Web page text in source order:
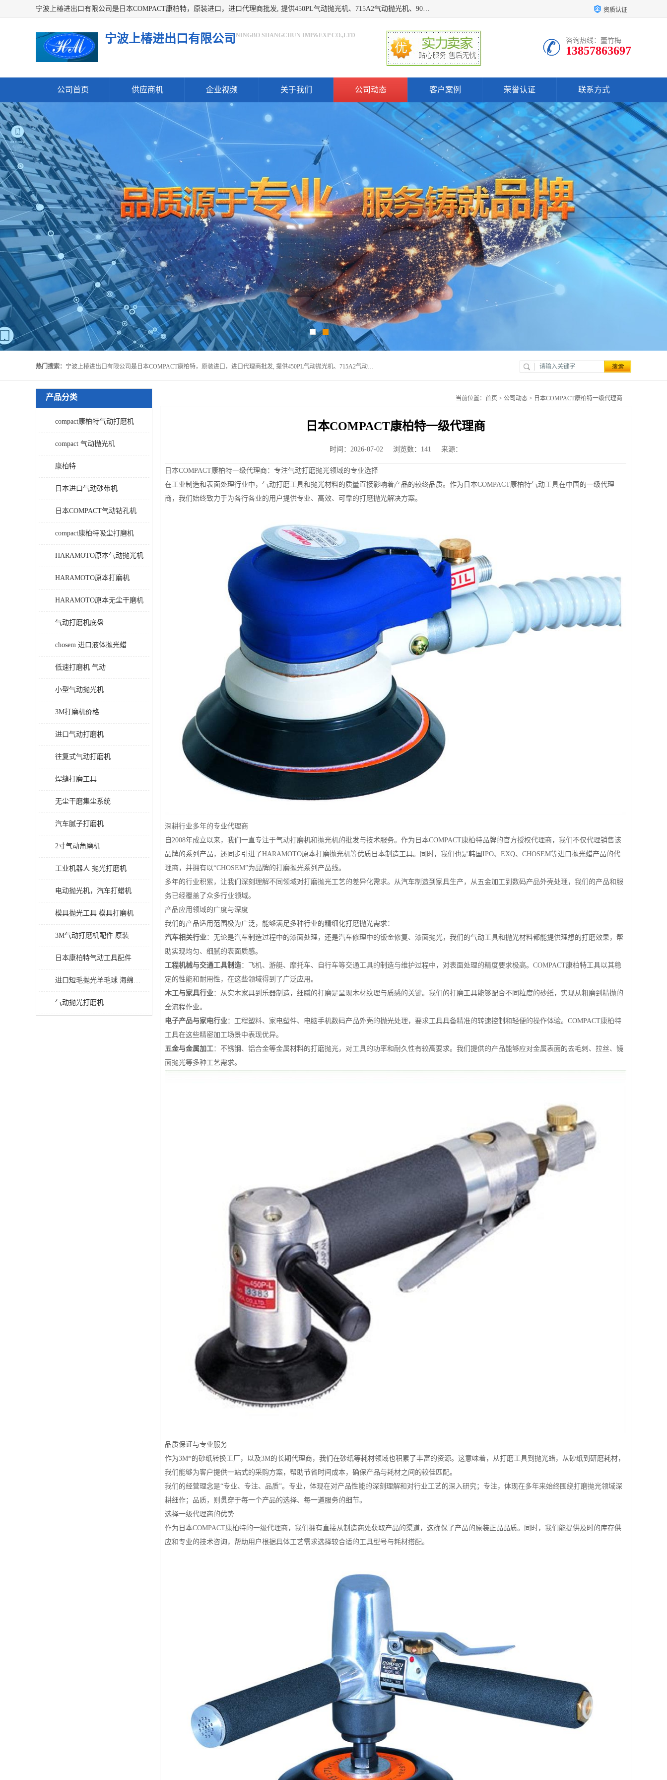
宁波上椿进出口有限公司是日本COMPACT康柏特，原装进口，进口代理商批发, 提供450PL气动抛光机、715A2气动抛光机、905A4打磨机、935GS打磨机、913W-5水磨机、450PL抛光机、715A2抛光机、935GS齿轮抛光机、905A4气动打磨机、价格实惠,欢迎来电咨询. 资质认证
宁波上椿进出口有限公司 NINGBO SHANGCHUN IMP&EXP CO.,LTD
咨询热线：董竹梅
13857863697
公司首页 供应商机 企业视频 关于我们 公司动态 客户案例 荣誉认证 联系方式
热门搜索： 宁波上椿进出口有限公司是日本COMPACT康柏特，原装进口，进口代理商批发, 提供450PL气动抛光机、715A2气动抛光机、905A4打磨机、935GS打磨机、913W-5水磨机、450PL抛光机、715A2抛光机、935GS齿轮抛光机、905A4气动打磨机、价格实惠,欢迎来电咨询.
产品分类
compact康柏特气动打磨机
compact 气动抛光机
康柏特
日本进口气动砂带机
日本COMPACT气动钻孔机
compact康柏特吸尘打磨机
HARAMOTO原本气动抛光机
HARAMOTO原本打磨机
HARAMOTO原本无尘干磨机
气动打磨机底盘
chosem 进口液体抛光蜡
低速打磨机 气动
小型气动抛光机
3M打磨机价格
进口气动打磨机
往复式气动打磨机
焊缝打磨工具
无尘干磨集尘系统
汽车腻子打磨机
2寸气动角磨机
工业机器人 抛光打磨机
电动抛光机，汽车打蜡机
模具抛光工具 模具打磨机
3M气动打磨机配件 原装
日本康柏特气动工具配件
进口短毛抛光羊毛球 海绵抛光球
气动抛光打磨机
当前位置： 首页 > 公司动态 > 日本COMPACT康柏特一级代理商
日本COMPACT康柏特一级代理商
时间：2026-07-02 浏览数：141 来源：
日本COMPACT康柏特一级代理商：专注气动打磨抛光领域的专业选择
在工业制造和表面处理行业中，气动打磨工具和抛光材料的质量直接影响着产品的较终品质。作为日本COMPACT康柏特气动工具在中国的一级代理
商，我们始终致力于为各行各业的用户提供专业、高效、可靠的打磨抛光解决方案。
深耕行业多年的专业代理商
自2008年成立以来，我们一直专注于气动打磨机和抛光机的批发与技术服务。作为日本COMPACT康柏特品牌的官方授权代理商，我们不仅代理销售该
品牌的系列产品，还同步引进了HARAMOTO原本打磨抛光机等优质日本制造工具。同时，我们也是韩国IPO、EXQ、CHOSEM等进口抛光蜡产品的代
理商，并拥有以“CHOSEM”为品牌的打磨抛光系列产品线。
多年的行业积累，让我们深刻理解不同领域对打磨抛光工艺的差异化需求。从汽车制造到家具生产，从五金加工到数码产品外壳处理，我们的产品和服
务已经覆盖了众多行业领域。
产品应用领域的广度与深度
我们的产品适用范围极为广泛，能够满足多种行业的精细化打磨抛光需求：
汽车相关行业：无论是汽车制造过程中的漆面处理，还是汽车修理中的钣金修复、漆面抛光，我们的气动工具和抛光材料都能提供理想的打磨效果，帮
助实现均匀、细腻的表面质感。
工程机械与交通工具制造：飞机、游艇、摩托车、自行车等交通工具的制造与维护过程中，对表面处理的精度要求极高。COMPACT康柏特工具以其稳
定的性能和耐用性，在这些领域得到了广泛应用。
木工与家具行业：从实木家具到乐器制造，细腻的打磨是呈现木材纹理与质感的关键。我们的打磨工具能够配合不同粒度的砂纸，实现从粗磨到精抛的
全流程作业。
电子产品与家电行业：工程塑料、家电塑件、电脑手机数码产品外壳的抛光处理，要求工具具备精准的转速控制和轻便的操作体验。COMPACT康柏特
工具在这些精密加工场景中表现优异。
五金与金属加工：不锈钢、铝合金等金属材料的打磨抛光，对工具的功率和耐久性有较高要求。我们提供的产品能够应对金属表面的去毛刺、拉丝、镜
面抛光等多种工艺需求。
品质保证与专业服务
作为3M*的砂纸转换工厂，以及3M的长期代理商，我们在砂纸等耗材领域也积累了丰富的资源。这意味着，从打磨工具到抛光蜡，从砂纸到研磨耗材，
我们能够为客户提供一站式的采购方案，帮助节省时间成本，确保产品与耗材之间的较佳匹配。
我们的经营理念是“专业、专注、品质”。专业，体现在对产品性能的深刻理解和对行业工艺的深入研究；专注，体现在多年来始终围绕打磨抛光领域深
耕细作；品质，则贯穿于每一个产品的选择、每一道服务的细节。
选择一级代理商的优势
作为日本COMPACT康柏特的一级代理商，我们拥有直接从制造商处获取产品的渠道，这确保了产品的原装正品品质。同时，我们能提供及时的库存供
应和专业的技术咨询，帮助用户根据具体工艺需求选择较合适的工具型号与耗材搭配。